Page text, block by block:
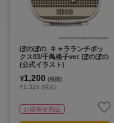
ぼのぼの_キャラランチボッ
クス03/千鳥格子ver. ぼのぼの
(公式イラスト)
¥1,200 (税抜)
¥1,320 (税込)
お取寄せ商品